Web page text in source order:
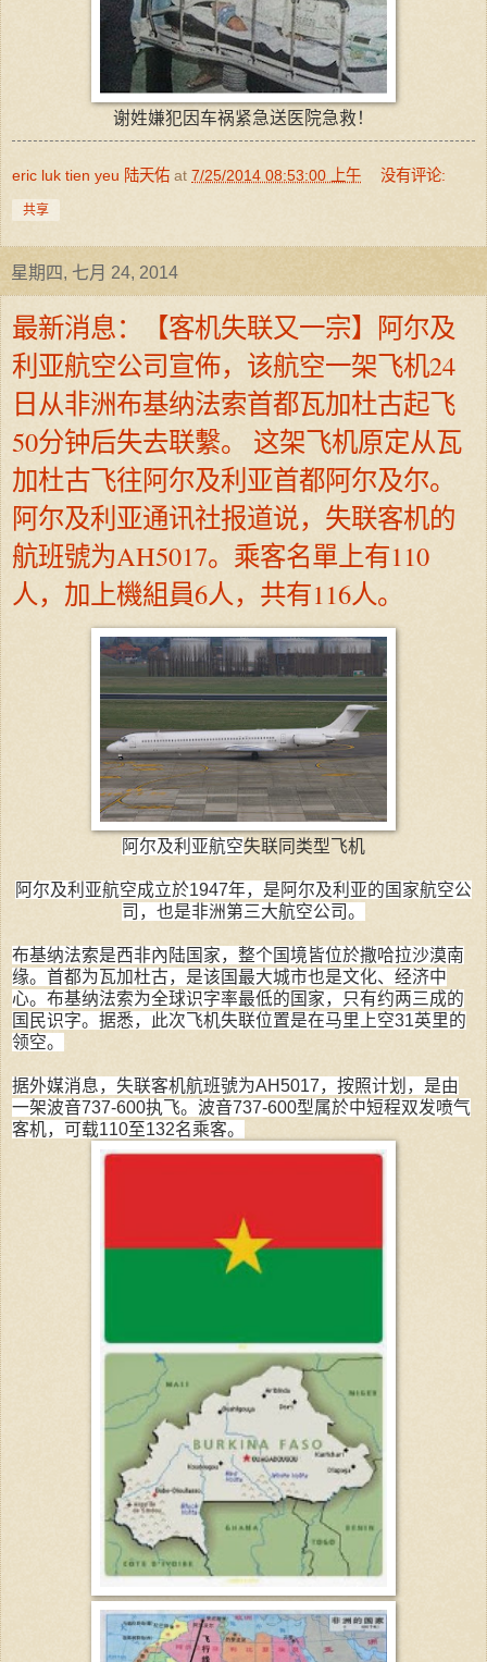
谢姓嫌犯因车祸紧急送医院急救！
eric luk tien yeu 陆天佑 at 7/25/2014 08:53:00 上午 没有评论:
共享
星期四, 七月 24, 2014
最新消息：【客机失联又一宗】阿尔及
利亚航空公司宣佈，该航空一架飞机24
日从非洲布基纳法索首都瓦加杜古起飞
50分钟后失去联繫。 这架飞机原定从瓦
加杜古飞往阿尔及利亚首都阿尔及尔。
阿尔及利亚通讯社报道说，失联客机的
航班號为AH5017。乘客名單上有110
人，加上機組員6人，共有116人。
阿尔及利亚航空失联同类型飞机
阿尔及利亚航空成立於1947年，是阿尔及利亚的国家航空公
司，也是非洲第三大航空公司。
布基纳法索是西非內陆国家，整个国境皆位於撒哈拉沙漠南
缘。首都为瓦加杜古，是该国最大城市也是文化、经济中
心。布基纳法索为全球识字率最低的国家，只有约两三成的
国民识字。据悉，此次飞机失联位置是在马里上空31英里的
领空。
据外媒消息，失联客机航班號为AH5017，按照计划，是由
一架波音737-600执飞。波音737-600型属於中短程双发喷气
客机，可载110至132名乘客。